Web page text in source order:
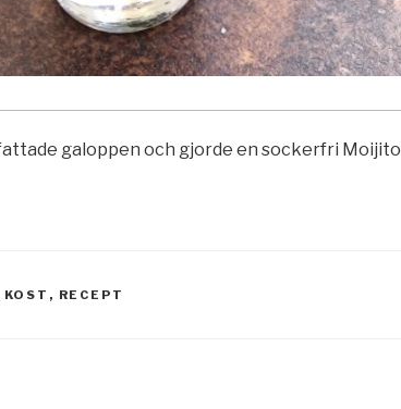
galoppen och gjorde en sockerfri Moijito
KOST , RECEPT